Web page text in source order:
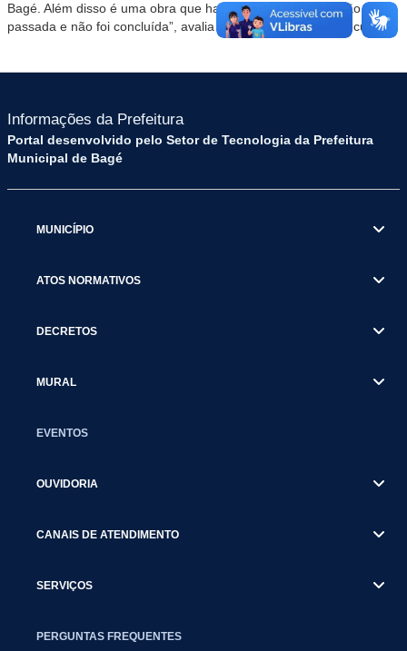
Bagé. Além disso é uma obra que havia começado na gestão
passada e não foi concluída”, avalia o representante do Executivo.
Informações da Prefeitura
Portal desenvolvido pelo Setor de Tecnologia da Prefeitura
Municipal de Bagé
MUNICÍPIO
ATOS NORMATIVOS
DECRETOS
MURAL
EVENTOS
OUVIDORIA
CANAIS DE ATENDIMENTO
SERVIÇOS
PERGUNTAS FREQUENTES